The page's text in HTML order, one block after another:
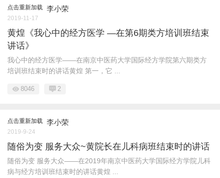
点击重新加载 李小荣
2019-11-17
黄煌《我心中的经方医学 —在第6期类方培训班结束
讲话》
我心中的经方医学——在南京中医药大学国际经方学院第六期类方
培训班结束时的讲话黄煌 第一，它 ...
8046 2
点击重新加载 李小荣
2019-9-24
随俗为变 服务大众~黄院长在儿科病班结束时的讲话
随俗为变 服务大众——在2019年南京中医药大学国际经方学院儿科
病与经方培训班结束时的讲话黄煌 ...